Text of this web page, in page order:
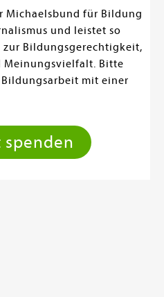
Michaelsbund für Bildung
und leistet so
Bildungsgerechtigkeit,
Bitte
mit einer